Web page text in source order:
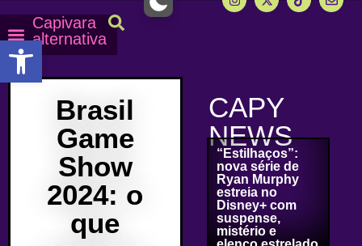
Capivara
alternativa
Brasil
Game
Show
2024: o
que
CAPY
NEWS
“Estilhaços”:
nova série de
Ryan Murphy
estreia no
Disney+ com
suspense,
mistério e
Abrir a barra de ferramentas